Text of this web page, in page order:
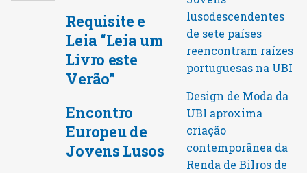
Requisite e
Leia “Leia um
Livro este
Verão”
Encontro
Europeu de
Jovens Lusos
lusodescendentes
de sete países
reencontram raízes
portuguesas na UBI
Design de Moda da
UBI aproxima
criação
contemporânea da
Renda de Bilros de